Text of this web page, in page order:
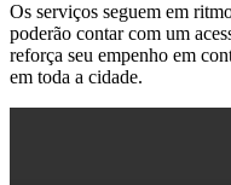
Os serviços seguem em
poderão contar com um
reforça seu empenho em
em toda a cidade.